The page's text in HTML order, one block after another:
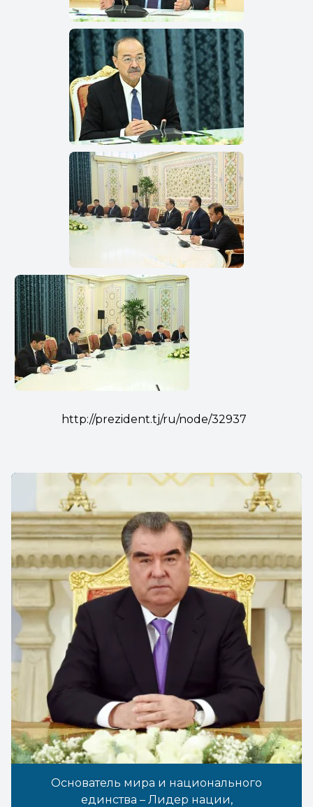
http://prezident.tj/ru/node/32937
Основатель мира и национального
единства – Лидер нации,